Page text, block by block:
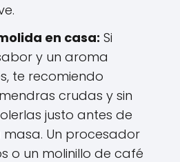
en casa: Si
y un aroma
te recomiendo
crudas y sin
justo antes de
Un procesador
o un molinillo de café